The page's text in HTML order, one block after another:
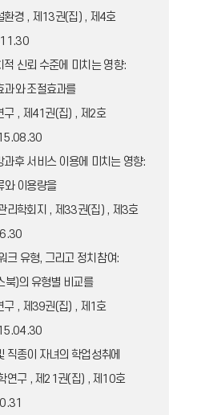
환경 , 제13권(집) , 제4호
적 신뢰 수준에 미치는 영향:
과와 조절효과를
구 , 제41권(집) , 제2호
과후 서비스 이용에 미치는 영향:
와 이용량을
리학회지 , 제33권(집) , 제3호
크 유형, 그리고 정치참여:
북)의 유형별 비교를
구 , 제39권(집) , 제1호
직종이 자녀의 학업성취에
연구 , 제21권(집) , 제10호